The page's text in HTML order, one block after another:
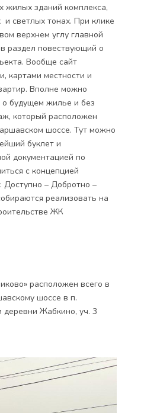
жилых зданий комплекса,
светлых тонах. При клике
верхнем углу главной
раздел повествующий о
Вообще сайт
картами местности и
Вполне можно
о будущем жилье и без
который расположен
шоссе. Тут можно
буклет и
документацией по
с концепцией
Доступно – Добротно –
реализовать на
ЖК
расположен всего в
шоссе в п.
деревни Жабкино, уч. 3